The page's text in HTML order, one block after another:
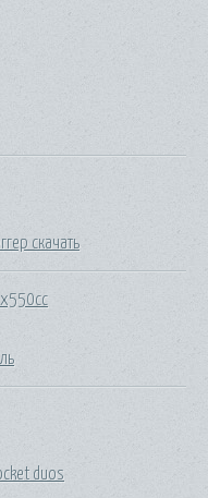
скачать
x550cc
duos